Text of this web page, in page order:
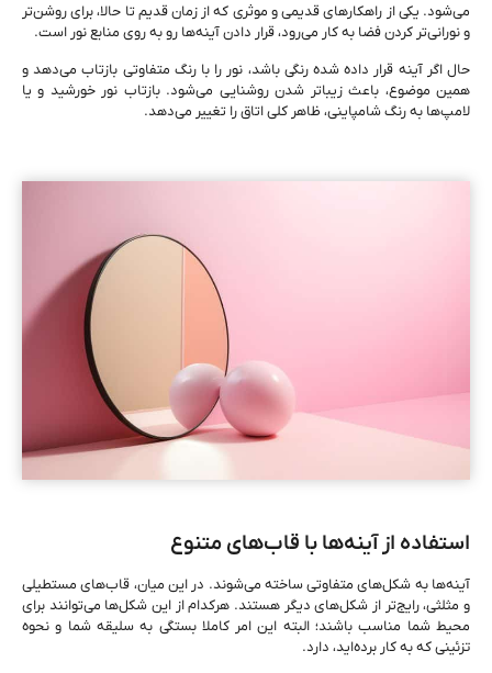
می‌شود. یکی از راهکارهای قدیمی و موثری که از زمان قدیم تا حالا، برای روشن‌تر
و نورانی‌تر کردن فضا به کار می‌رود، قرار دادن آینه‌ها رو به روی منابع نور است.
حال اگر آینه قرار داده شده رنگی باشد، نور را با رنگ متفاوتی بازتاب می‌دهد و
همین موضوع، باعث زیباتر شدن روشنایی می‌شود. بازتاب نور‌ خورشید و یا
لامپ‌ها به رنگ شامپاینی، ظاهر کلی اتاق را تغییر می‌دهد.
استفاده از آینه‌ها با قاب‌های متنوع
آینه‌ها به شکل‌های متفاوتی ساخته می‌شوند. در این میان، قاب‌های مستطیلی
و مثلثی، رایج‌تر از شکل‌های دیگر هستند. هرکدام از این شکل‌ها می‌توانند برای
محیط شما مناسب باشند؛ البته این امر کاملا بستگی به سلیقه شما و نحوه
تزئینی که به کار برده‌اید، دارد.